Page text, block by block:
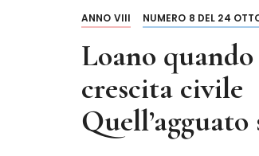
ANNO VIII NUMERO 8 DEL 24
Loano
crescita civile